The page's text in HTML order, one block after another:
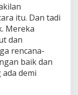
itu. Dan tadi
Mereka
dan
rencana-
baik dan
demi